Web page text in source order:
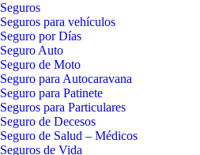
Seguros
Seguros para vehículos
Seguro por Días
Seguro Auto
Seguro de Moto
Seguro para Autocaravana
Seguro para Patinete
Seguros para Particulares
Seguro de Decesos
Seguro de Salud – Médicos
Seguros de Vida